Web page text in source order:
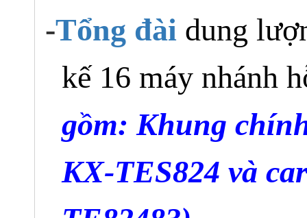
-Tổng đài dung
kế 16 máy nhánh
gồm: Khung
KX-TES824 và